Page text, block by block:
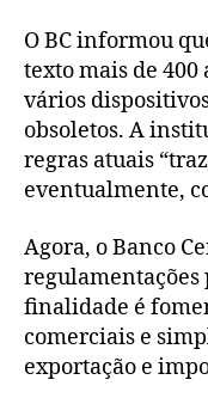
O BC informou
texto mais de
vários
obsoletos. A
regras atuais
eventualmente,
Agora, o Banco
regulamentações
finalidade é
comerciais e
exportação e